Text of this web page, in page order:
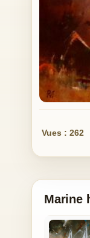
Vues : 262
Marine